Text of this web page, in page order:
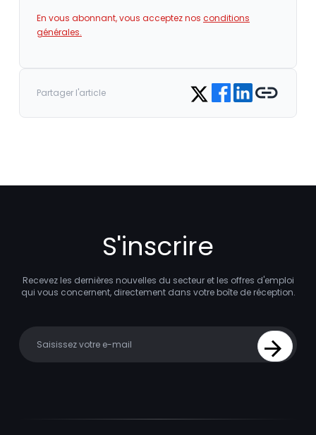
En vous abonnant, vous acceptez nos conditions
générales.
Partager l'article Share on Twitter
Share on Facebook
Share on LinkedIn
Copy link
S'inscrire
Recevez les dernières nouvelles du secteur et les offres d'emploi
qui vous concernent, directement dans votre boîte de réception.
Sign Up